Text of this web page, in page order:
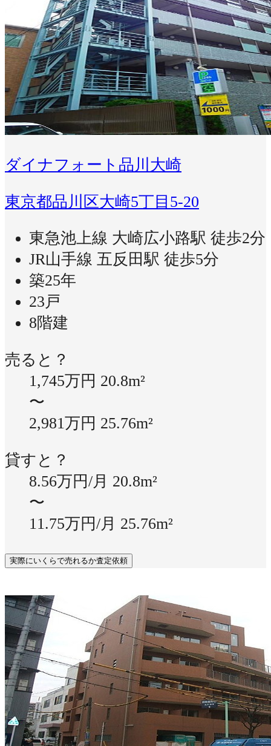
ダイナフォート品川大崎
東京都品川区大崎5丁目5-20
東急池上線 大崎広小路駅 徒歩2分
JR山手線 五反田駅 徒歩5分
築25年
23戸
8階建
売ると？
1,745万円 20.8m²
〜
2,981万円 25.76m²
貸すと？
8.56万円/月 20.8m²
〜
11.75万円/月 25.76m²
実際にいくらで売れるか査定依頼